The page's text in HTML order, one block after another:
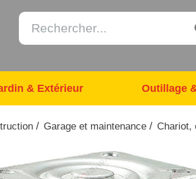
& Extérieur Outillage
/ Garage et maintenance / Chariot,